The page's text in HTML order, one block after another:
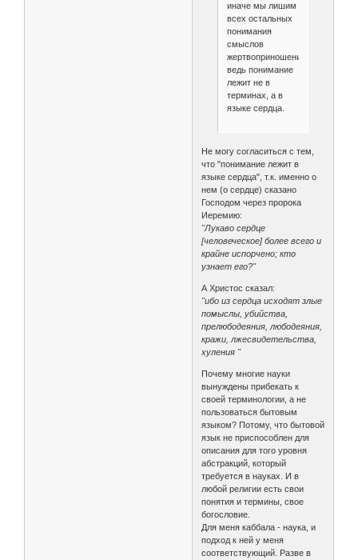
иначе мы лишим
всех остальных
понимания
смыслов
жертвоприношения,
ведь понимание
лежит не в
терминах, а в
языке сердца.
Не могу согласиться с тем,
что "понимание лежит в
языке сердца", т.к. именно о
нем (о сердце) сказано
Господом через пророка
Иеремию:
"Лукаво сердце
[человеческое] более всего и
крайне испорчено; кто
узнает его?"
А Христос сказал:
"ибо из сердца исходят злые
помыслы, убийства,
прелюбодеяния, любодеяния,
кражи, лжесвидетельства,
хуления "
Почему многие науки
вынуждены прибекать к
своей терминологии, а не
пользоваться бытовым
языком? Потому, что бытовой
язык не приспособлен для
описания для того уровня
абстракций, который
требуется в науках. И в
любой религии есть свои
понятия и термины, свое
богословие.
Для меня каббала - наука, и
подход к ней у меня
соответствующий. Разве в